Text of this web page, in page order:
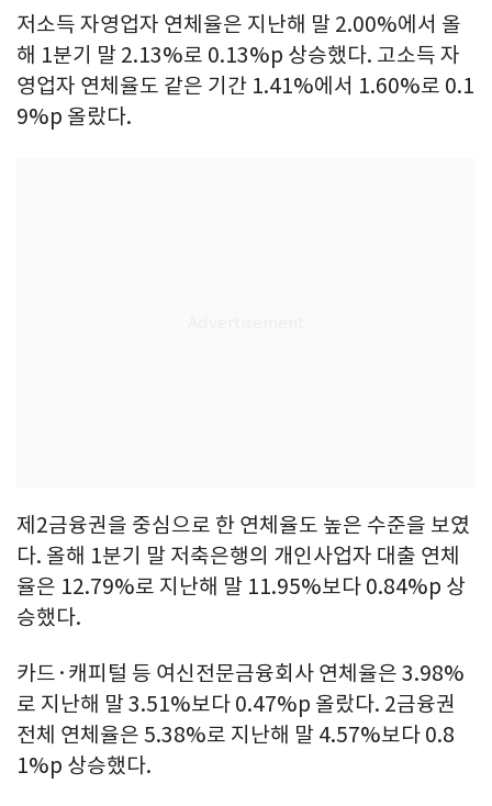
저소득 자영업자 연체율은 지난해 말 2.00%에서 올
해 1분기 말 2.13%로 0.13%p 상승했다. 고소득 자
영업자 연체율도 같은 기간 1.41%에서 1.60%로 0.1
9%p 올랐다.
제2금융권을 중심으로 한 연체율도 높은 수준을 보였
다. 올해 1분기 말 저축은행의 개인사업자 대출 연체
율은 12.79%로 지난해 말 11.95%보다 0.84%p 상
승했다.
카드·캐피털 등 여신전문금융회사 연체율은 3.98%
로 지난해 말 3.51%보다 0.47%p 올랐다. 2금융권
전체 연체율은 5.38%로 지난해 말 4.57%보다 0.8
1%p 상승했다.